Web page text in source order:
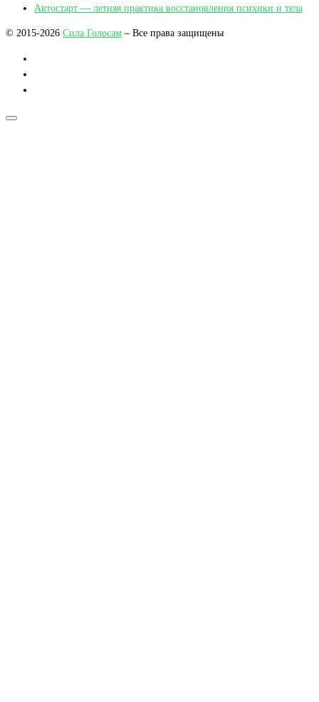
Автостарт — летняя практика восстановления психики и тела
© 2015-2026 Сила Голосам – Все права защищены